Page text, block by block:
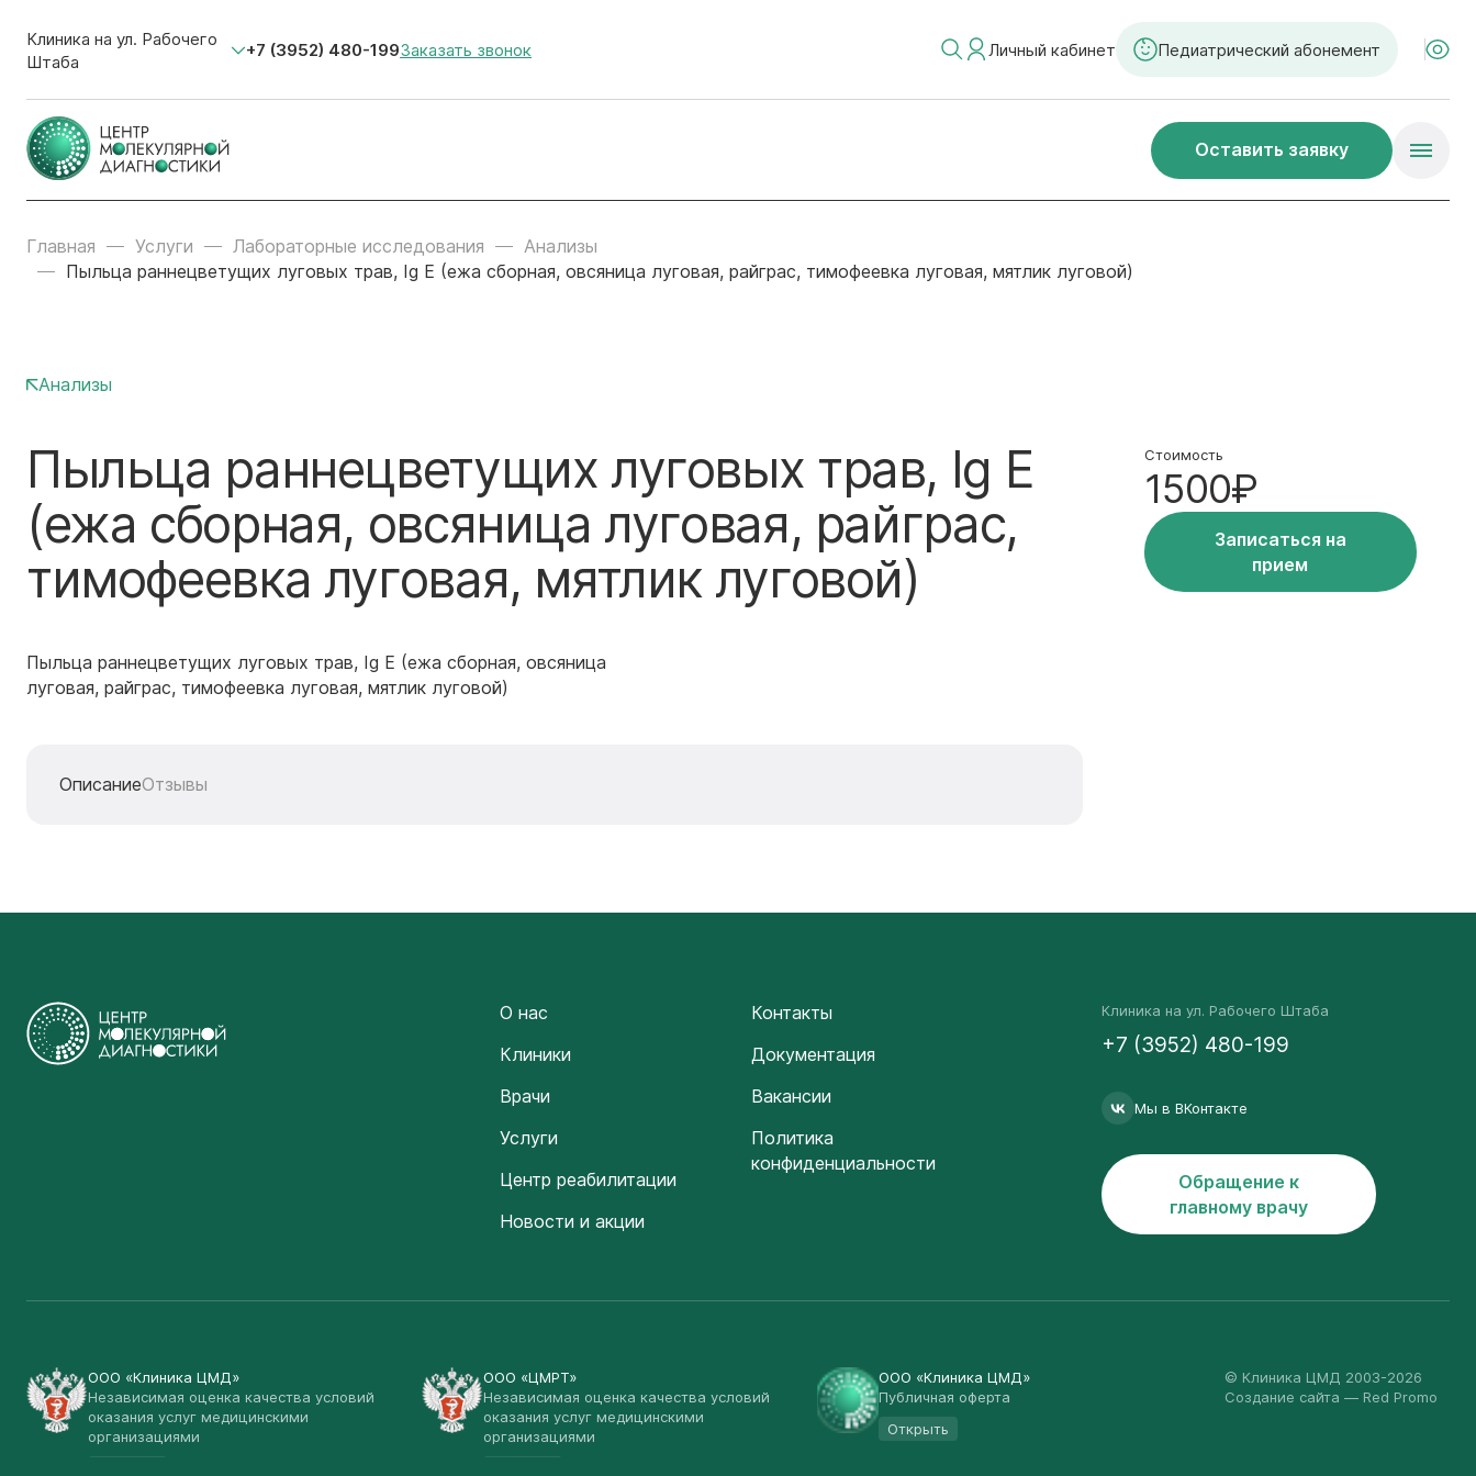
Клиника на ул. Рабочего
Штаба
+7 (3952) 480-199Заказать звонок Личный кабинет Педиатрический абонемент
Оставить заявку
Главная Услуги Лабораторные исследования
Анализы
Пыльца раннецветущих луговых трав, Ig E (ежа сборная, овсяница луговая, райграс, тимофеевка луговая, мятлик луговой)
Анализы
Пыльца раннецветущих луговых трав, Ig E
(ежа сборная, овсяница луговая, райграс,
тимофеевка луговая, мятлик луговой)
Пыльца раннецветущих луговых трав, Ig E (ежа сборная, овсяница
луговая, райграс, тимофеевка луговая, мятлик луговой)
ОписаниеОтзывы
Стоимость
1500₽
Записаться на
прием
О нас
Клиники
Врачи
Услуги
Центр реабилитации
Новости и акции
Контакты
Документация
Вакансии
Политика
конфиденциальности
Клиника на ул. Рабочего Штаба
+7 (3952) 480-199
Мы в ВКонтакте
Обращение к
главному врачу
ООО «Клиника ЦМД»
Независимая оценка качества условий
оказания услуг медицинскими
организациями
ООО «ЦМРТ»
Независимая оценка качества условий
оказания услуг медицинскими
организациями
ООО «Клиника ЦМД»
Публичная оферта
Открыть
© Клиника ЦМД 2003-2026
Создание сайта — Red Promo